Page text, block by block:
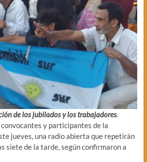
de los jubilados y los trabajadores.
y participantes de la
jueves, una radio abierta que repetirán
siete de la tarde, según confirmaron a